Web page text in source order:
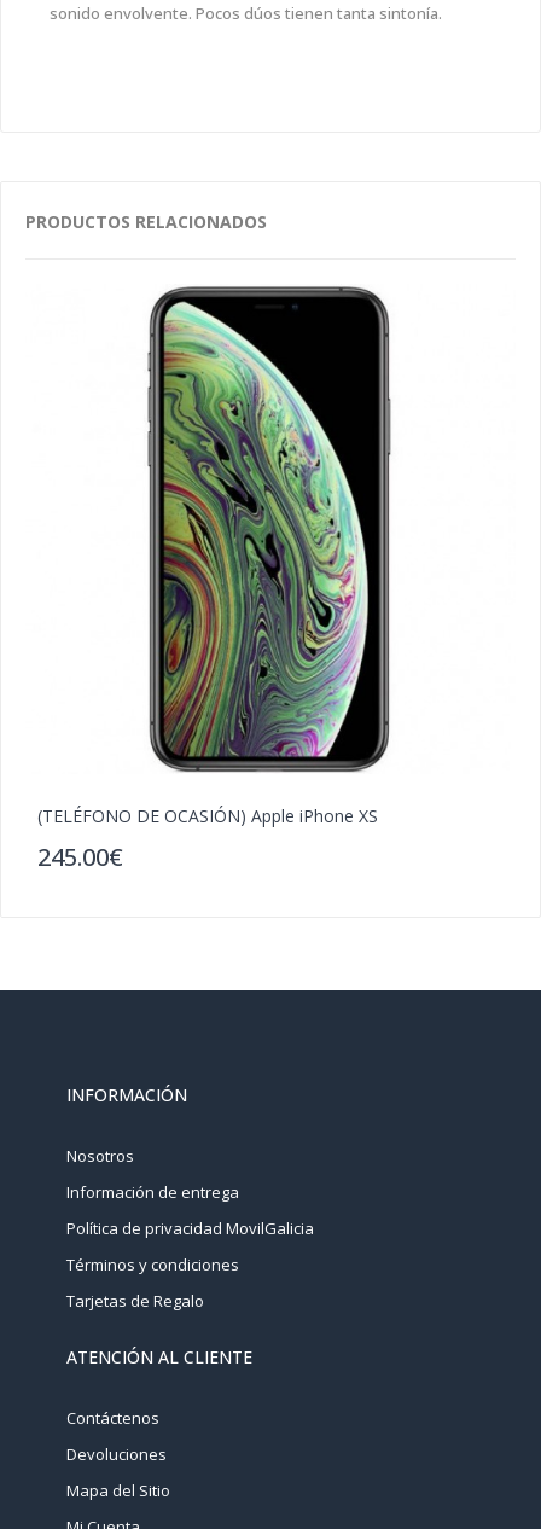
sonido envolvente. Pocos dúos tienen tanta sintonía.
PRODUCTOS RELACIONADOS
(TELÉFONO DE OCASIÓN) Apple iPhone XS
245.00€
INFORMACIÓN
Nosotros
Información de entrega
Política de privacidad MovilGalicia
Términos y condiciones
Tarjetas de Regalo
ATENCIÓN AL CLIENTE
Contáctenos
Devoluciones
Mapa del Sitio